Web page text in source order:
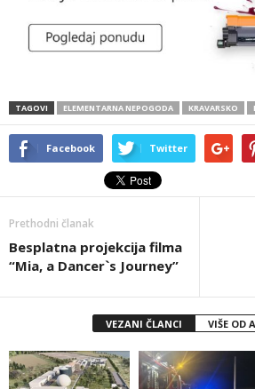
TAGOVI ELEMENTARNA NEPOGODA KRAVARSKO
Facebook Twitter
Prethodni članak
Besplatna projekcija filma
“Mia, a Dancer`s Journey”
VEZANI ČLANCI VIŠE OD